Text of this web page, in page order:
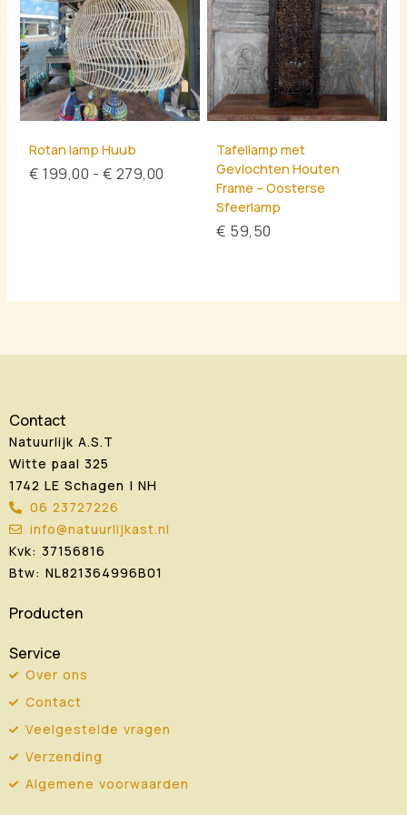
Rotan lamp Huub
€ 199,00 - € 279,00
Tafellamp met
Gevlochten Houten
Frame – Oosterse
Sfeerlamp
€ 59,50
Contact
Natuurlijk A.S.T
Witte paal 325
1742 LE Schagen | NH
06 23727226
info@natuurlijkast.nl
Kvk: 37156816
Btw: NL821364996B01
Producten
Service
Over ons
Contact
Veelgestelde vragen
Verzending
Algemene voorwaarden